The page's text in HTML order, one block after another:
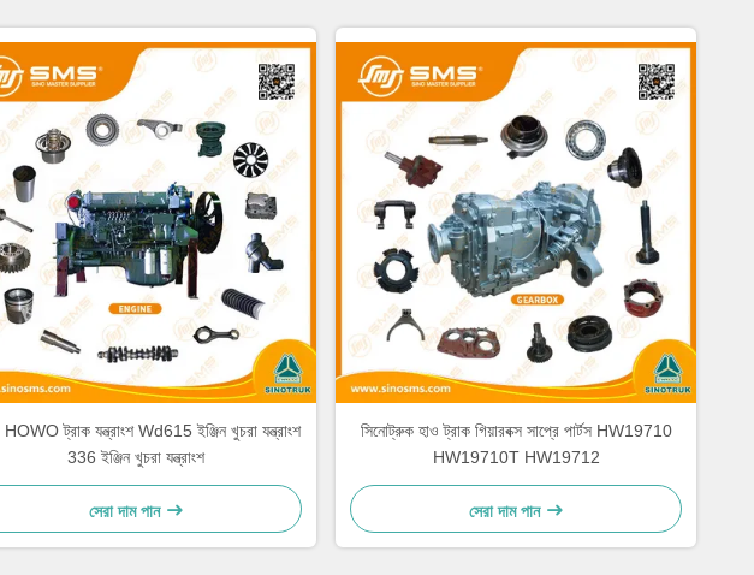
ট্রাক যন্ত্রাংশ Wd615 ইঞ্জিন খুচরা যন্ত্রাংশ
336 ইঞ্জিন খুচরা যন্ত্রাংশ
সেরা দাম পান
সিনোট্রুক হাও ট্রাক গিয়ারবক্স সাপ্রে পার্টস HW19710
HW19710T HW19712
সেরা দাম পান